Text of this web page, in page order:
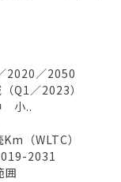
2020／2050
Q1／2023）
小..
（WLTC）
2031
囲